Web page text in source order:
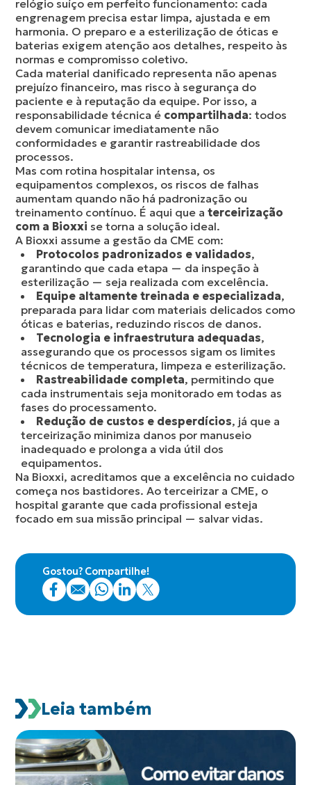
relógio suíço em perfeito funcionamento: cada
engrenagem precisa estar limpa, ajustada e em
harmonia. O preparo e a esterilização de óticas e
baterias exigem atenção aos detalhes, respeito às
normas e compromisso coletivo.
Cada material danificado representa não apenas
prejuízo financeiro, mas risco à segurança do
paciente e à reputação da equipe. Por isso, a
responsabilidade técnica é compartilhada: todos
devem comunicar imediatamente não
conformidades e garantir rastreabilidade dos
processos.
Mas com rotina hospitalar intensa, os
equipamentos complexos, os riscos de falhas
aumentam quando não há padronização ou
treinamento contínuo. É aqui que aterceirização
com a Bioxxi se torna a solução ideal.
A Bioxxi assume a gestão da CME com:
Protocolos padronizados e validados,
garantindo que cada etapa — da inspeção à
esterilização — seja realizada com excelência.
Equipe altamente treinada e especializada,
preparada para lidar com materiais delicados como
óticas e baterias, reduzindo riscos de danos.
Tecnologia e infraestrutura adequadas,
assegurando que os processos sigam os limites
técnicos de temperatura, limpeza e esterilização.
Rastreabilidade completa, permitindo que
cada instrumentais seja monitorado em todas as
fases do processamento.
Redução de custos e desperdícios, já que a
terceirização minimiza danos por manuseio
inadequado e prolonga a vida útil dos
equipamentos.
Na Bioxxi, acreditamos que a excelência no cuidado
começa nos bastidores. Ao terceirizar a CME, o
hospital garante que cada profissional esteja
focado em sua missão principal — salvar vidas.
Gostou? Compartilhe!
Leia também